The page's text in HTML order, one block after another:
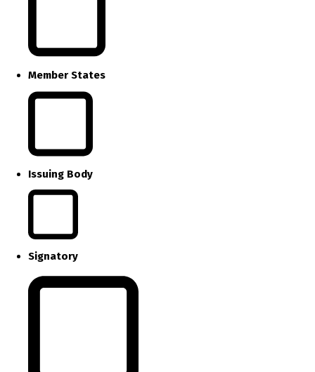
Member States
Issuing Body
Signatory